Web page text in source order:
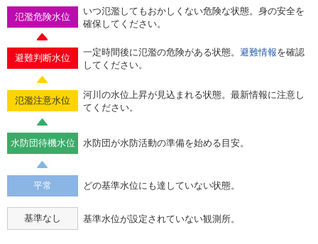
氾濫危険水位
いつ氾濫してもおかしくない危険な状態。身の安全を
確保してください。
避難判断水位
一定時間後に氾濫の危険がある状態。 避難情報を確認
してください。
氾濫注意水位
河川の水位上昇が見込まれる状態。最新情報に注意し
てください。
水防団待機水位 水防団が水防活動の準備を始める目安。
平常 どの基準水位にも達していない状態。
基準なし 基準水位が設定されていない観測所。